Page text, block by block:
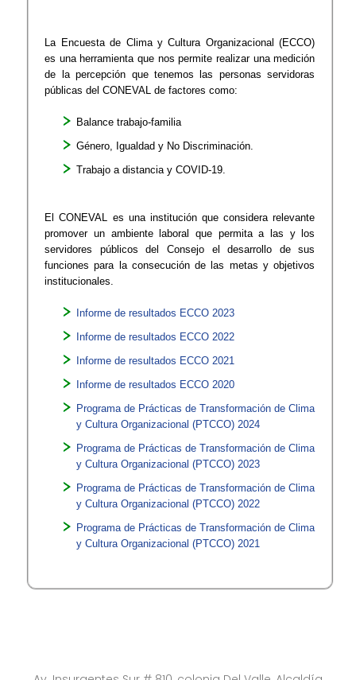
La Encuesta de Clima y Cultura Organizacional (ECCO)
es una herramienta que nos permite realizar una medición
de la percepción que tenemos las personas servidoras
públicas del CONEVAL de factores como:
Balance trabajo-familia
Género, Igualdad y No Discriminación.
Trabajo a distancia y COVID-19.
El CONEVAL es una institución que considera relevante
promover un ambiente laboral que permita a las y los
servidores públicos del Consejo el desarrollo de sus
funciones para la consecución de las metas y objetivos
institucionales.
Informe de resultados ECCO 2023
Informe de resultados ECCO 2022
Informe de resultados ECCO 2021
Informe de resultados ECCO 2020
Programa de Prácticas de Transformación de Clima
y Cultura Organizacional (PTCCO) 2024
Programa de Prácticas de Transformación de Clima
y Cultura Organizacional (PTCCO) 2023
Programa de Prácticas de Transformación de Clima
y Cultura Organizacional (PTCCO) 2022
Programa de Prácticas de Transformación de Clima
y Cultura Organizacional (PTCCO) 2021